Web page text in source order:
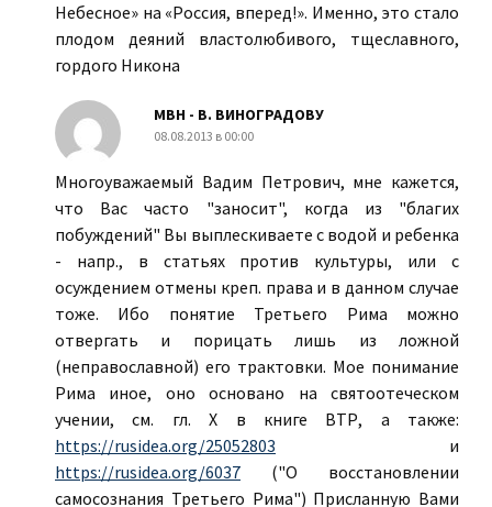
Небесное» на «Россия, вперед!». Именно, это стало
плодом деяний властолюбивого, тщеславного,
гордого Никона
МВН - В. ВИНОГРАДОВУ
08.08.2013 в 00:00
Многоуважаемый Вадим Петрович, мне кажется,
что Вас часто "заносит", когда из "благих
побуждений" Вы выплескиваете с водой и ребенка
- напр., в статьях против культуры, или с
осуждением отмены креп. права и в данном случае
тоже. Ибо понятие Третьего Рима можно
отвергать и порицать лишь из ложной
(неправославной) его трактовки. Мое понимание
Рима иное, оно основано на святоотеческом
учении, см. гл. Х в книге ВТР, а также:
https://rusidea.org/25052803 и
https://rusidea.org/6037 ("О восстановлении
самосознания Третьего Рима") Присланную Вами